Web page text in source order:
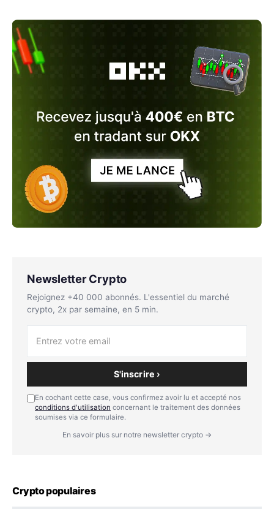
Newsletter Crypto
Rejoignez +40 000 abonnés. L'essentiel du marché
crypto, 2x par semaine, en 5 min.
S'inscrire ›
En cochant cette case, vous confirmez avoir lu et accepté nos
conditions d'utilisation concernant le traitement des données
soumises via ce formulaire.
En savoir plus sur notre newsletter crypto →
Crypto populaires